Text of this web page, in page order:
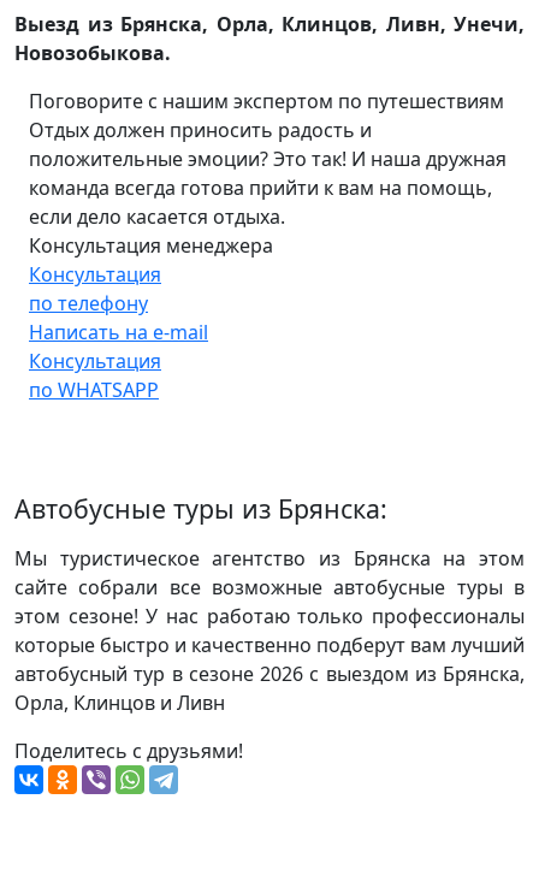
Выезд из Брянска, Орла, Клинцов, Ливн, Унечи,
Новозобыкова.
Поговорите с нашим экспертом по путешествиям
Отдых должен приносить радость и
положительные эмоции? Это так! И наша дружная
команда всегда готова прийти к вам на помощь,
если дело касается отдыха.
Консультация менеджера
Консультация
по телефону
Написать на e-mail
Консультация
по WHATSAPP
Автобусные туры из Брянска:
Мы туристическое агентство из Брянска на этом
сайте собрали все возможные автобусные туры в
этом сезоне! У нас работаю только профессионалы
которые быстро и качественно подберут вам лучший
автобусный тур в сезоне 2026 с выездом из Брянска,
Орла, Клинцов и Ливн
Поделитесь с друзьями!